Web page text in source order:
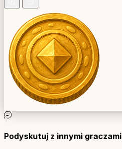
Podyskutuj z innymi graczami